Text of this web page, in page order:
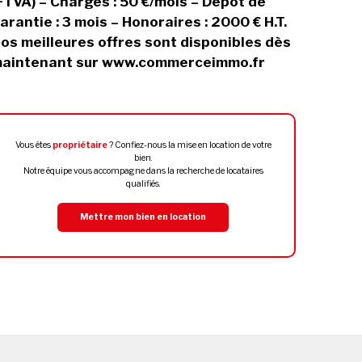
: 3 mois – Honoraires : 2000 € H.T.
meilleures offres sont disponibles dès
sur www.commerceimmo.fr
Vous êtes propriétaire? Confiez-nous la mise en location de votre
bien.
Notre équipe vous accompagne dans la recherche de locataires
qualifiés.
Mettre mon bien en location